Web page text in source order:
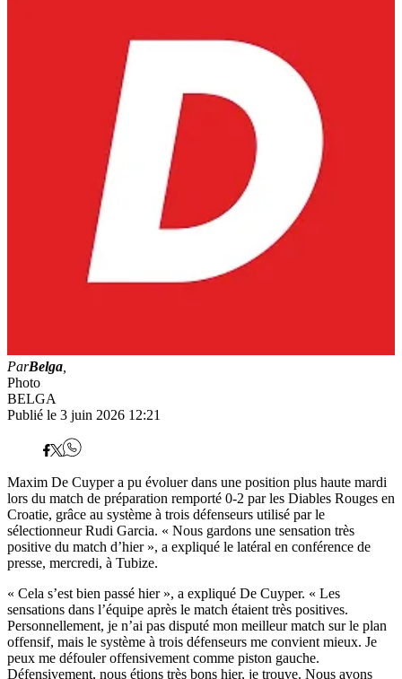
ParBelga
Photo
BELGA
Publié le 3 juin 2026 12:21
Maxim De Cuyper a pu évoluer dans une position plus haute mardi
lors du match de préparation remporté 0-2 par les Diables Rouges en
Croatie, grâce au système à trois défenseurs utilisé par le
sélectionneur Rudi Garcia. « Nous gardons une sensation très
positive du match d’hier », a expliqué le latéral en conférence de
presse, mercredi, à Tubize.
« Cela s’est bien passé hier », a expliqué De Cuyper. « Les
sensations dans l’équipe après le match étaient très positives.
Personnellement, je n’ai pas disputé mon meilleur match sur le plan
offensif, mais le système à trois défenseurs me convient mieux. Je
peux me défouler offensivement comme piston gauche.
Défensivement, nous étions très bons hier, je trouve. Nous avons